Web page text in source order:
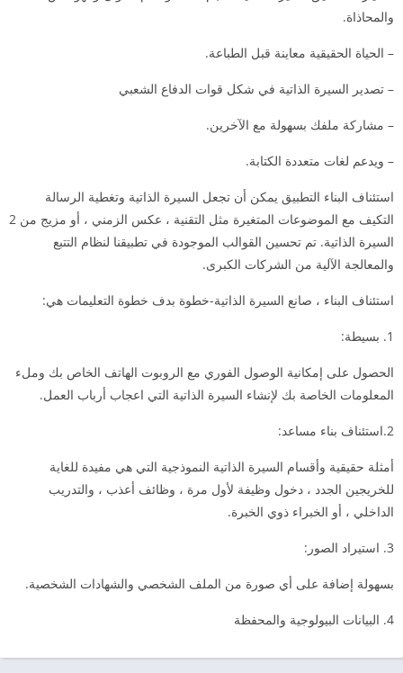
والمحاذاة.
– الحياة الحقيقية معاينة قبل الطباعة.
– تصدير السيرة الذاتية في شكل قوات الدفاع الشعبي
– مشاركة ملفك بسهولة مع الآخرين.
– ويدعم لغات متعددة الكتابة.
استئناف البناء التطبيق يمكن أن تجعل السيرة الذاتية وتغطية الرسالة
التكيف مع الموضوعات المتغيرة مثل التقنية ، عكس الزمني ، أو مزيج من 2
السيرة الذاتية. تم تحسين القوالب الموجودة في تطبيقنا لنظام التتبع
والمعالجة الآلية من الشركات الكبرى.
استئناف البناء ، صانع السيرة الذاتية-خطوة بدف خطوة التعليمات هي:
1. بسيطة:
الحصول على إمكانية الوصول الفوري مع الروبوت الهاتف الخاص بك وملء
المعلومات الخاصة بك لإنشاء السيرة الذاتية التي اعجاب أرباب العمل.
2.استئناف بناء مساعد:
أمثلة حقيقية وأقسام السيرة الذاتية النموذجية التي هي مفيدة للغاية
للخريجين الجدد ، دخول وظيفة لأول مرة ، وظائف أعذب ، والتدريب
الداخلي ، أو الخبراء ذوي الخبرة.
3. استيراد الصور:
بسهولة إضافة على أي صورة من الملف الشخصي والشهادات الشخصية.
4. البيانات البيولوجية والمحفظة